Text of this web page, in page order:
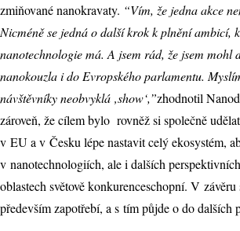
zmiňované nanokravaty. “Vím, že jedna akce
Nicméně se jedná o další krok k plnění ambicí,
nanotechnologie má. A jsem rád, že jsem mohl
nanokouzla i do Evropského parlamentu.
návštěvníky neobvyklá ‚show‘,”zhodnotil
zároveň, že cílem bylo rovněž si společně
v EU a v Česku lépe nastavit celý ekosystém,
v nanotechnologiích, ale i dalších
oblastech světově konkurenceschopní. V
především zapotřebí, a s tím půjde o do dalších